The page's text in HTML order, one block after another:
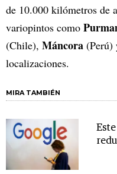
de 10.000 kilómetros de
variopintos como
(Chile), Máncora (Perú)
localizaciones.
MIRA TAMBIÉN